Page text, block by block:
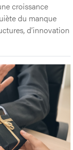
croissance
du manque
d’innovation